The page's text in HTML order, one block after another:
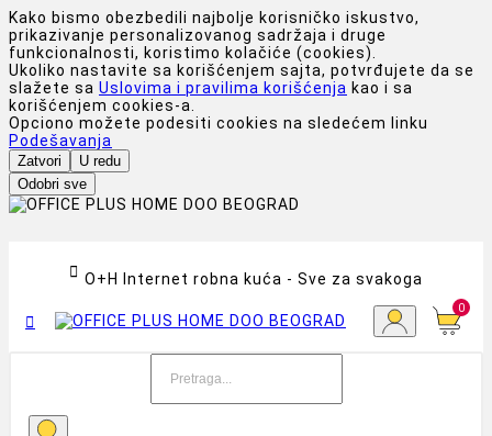
Kako bismo obezbedili najbolje korisničko iskustvo,
prikazivanje personalizovanog sadržaja i druge
funkcionalnosti, koristimo kolačiće (cookies).
Ukoliko nastavite sa korišćenjem sajta, potvrđujete da se
slažete sa Uslovima i pravilima korišćenja kao i sa
korišćenjem cookies-a.
Opciono možete podesiti cookies na sledećem linku
Podešavanja
Zatvori
U redu
Odobri sve
 O+H Internet robna kuća - Sve za svakoga

0